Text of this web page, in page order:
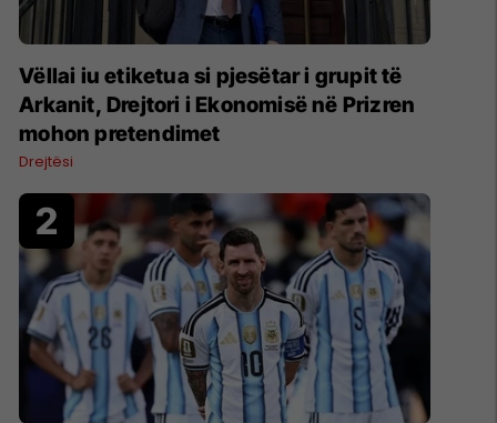
Vëllai iu etiketua si pjesëtar i grupit të
Arkanit, Drejtori i Ekonomisë në Prizren
mohon pretendimet
Drejtësi